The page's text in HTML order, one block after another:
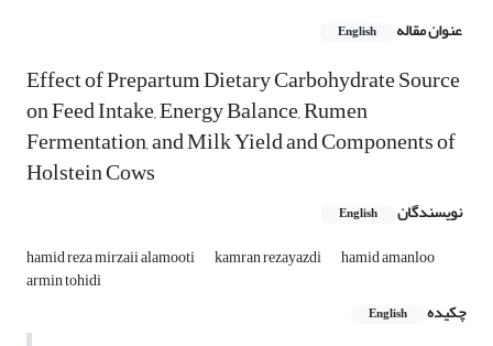
عنوان مقاله English
Effect of Prepartum Dietary Carbohydrate Source
on Feed Intake, Energy Balance, Rumen
Fermentation, and Milk Yield and Components of
Holstein Cows
نویسندگان English
hamid reza mirzaii alamooti kamran rezayazdi hamid amanloo
armin tohidi
چکیده
English